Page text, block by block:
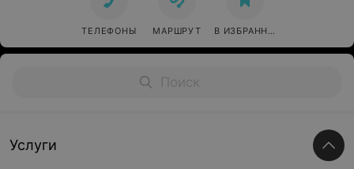
ТЕЛЕФОНЫ МАРШРУТ В ИЗБРАННОЕ
Услуги